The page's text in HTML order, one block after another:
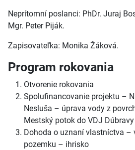
Neprítomní poslanci: PhDr. Juraj
Mgr. Peter Piják.
Zapisovateľka: Monika Žáková.
Program rokovania
Otvorenie rokovania
Spolufinancovanie projektu –
Nesluša – úprava vody z
Mestský potok do VDJ Dúbravy
Dohoda o uznaní vlastníctva –
pozemku – ihrisko